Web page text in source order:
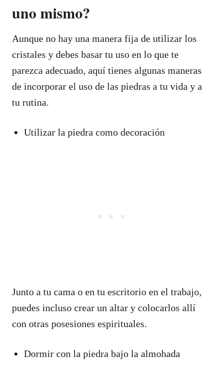
uno mismo?
Aunque no hay una manera fija de utilizar los
cristales y debes basar tu uso en lo que te
parezca adecuado, aquí tienes algunas maneras
de incorporar el uso de las piedras a tu vida y a
tu rutina.
Utilizar la piedra como decoración
Junto a tu cama o en tu escritorio en el trabajo,
puedes incluso crear un altar y colocarlos allí
con otras posesiones espirituales.
Dormir con la piedra bajo la almohada